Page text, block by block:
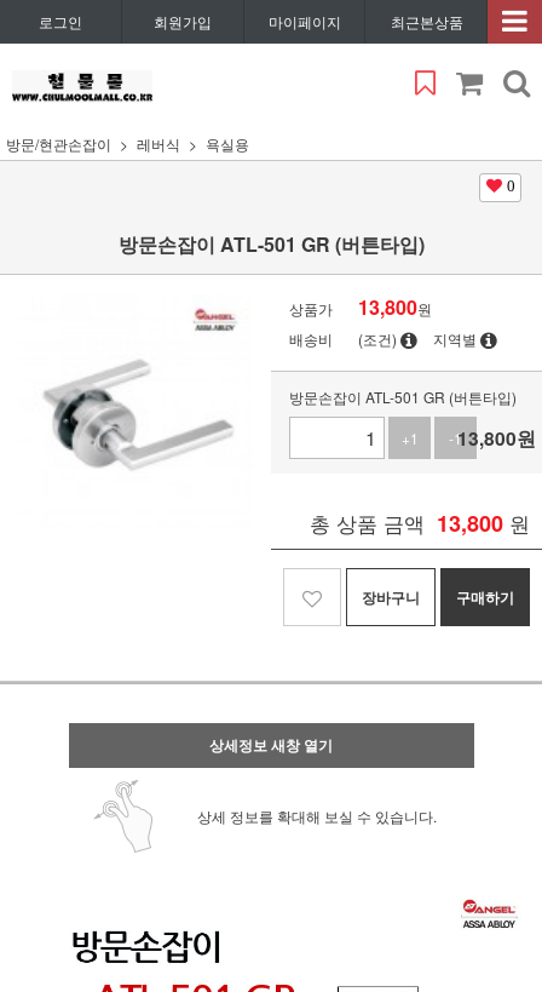
로그인 회원가입 마이페이지 최근본상품
방문/현관손잡이 레버식 욕실용
0
방문손잡이 ATL-501 GR (버튼타입)
상품가 13,800원
배송비
(조건) 지역별
방문손잡이 ATL-501 GR (버튼타입)
+1
-113,800원
총 상품 금액 13,800 원
장바구니 구매하기
상세정보 새창 열기
상세 정보를 확대해 보실 수 있습니다.